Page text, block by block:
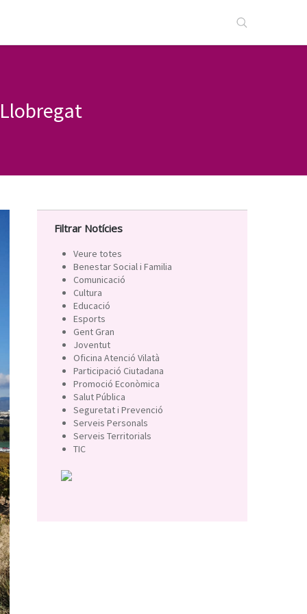
Filtrar Notícies
Veure totes
Benestar Social i Familia
Comunicació
Cultura
Educació
Esports
Gent Gran
Joventut
Oficina Atenció Vilatà
Participació Ciutadana
Promoció Econòmica
Salut Pública
Seguretat i Prevenció
Serveis Personals
Serveis Territorials
TIC